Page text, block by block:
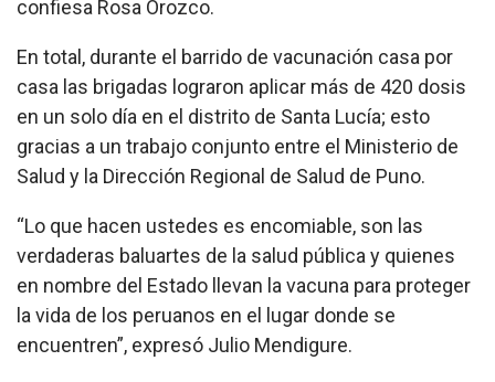
confiesa Rosa Orozco.
En total, durante el barrido de vacunación casa por
casa las brigadas lograron aplicar más de 420 dosis
en un solo día en el distrito de Santa Lucía; esto
gracias a un trabajo conjunto entre el Ministerio de
Salud y la Dirección Regional de Salud de Puno.
“Lo que hacen ustedes es encomiable, son las
verdaderas baluartes de la salud pública y quienes
en nombre del Estado llevan la vacuna para proteger
la vida de los peruanos en el lugar donde se
encuentren”, expresó Julio Mendigure.